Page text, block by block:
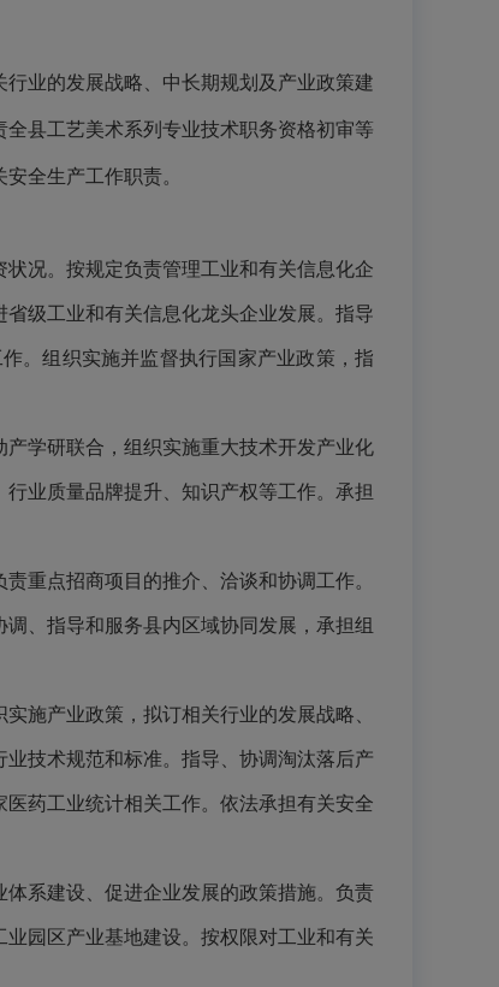
业的发展战略、中长期规划及产业政策建
县工艺美术系列专业技术职务资格初审等
全生产工作职责。
况。按规定负责管理工业和有关信息化企
级工业和有关信息化龙头企业发展。指导
。组织实施并监督执行国家产业政策，指
学研联合，组织实施重大技术开发产业化
业质量品牌提升、知识产权等工作。承担
重点招商项目的推介、洽谈和协调工作。
、指导和服务县内区域协同发展，承担组
施产业政策，拟订相关行业的发展战略、
技术规范和标准。指导、协调淘汰落后产
药工业统计相关工作。依法承担有关安全
系建设、促进企业发展的政策措施。负责
园区产业基地建设。按权限对工业和有关